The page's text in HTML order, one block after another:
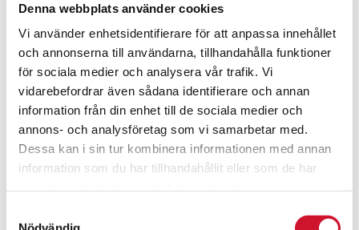
Denna webbplats använder cookies
Vi använder enhetsidentifierare för att anpassa innehållet
och annonserna till användarna, tillhandahålla funktioner
för sociala medier och analysera vår trafik. Vi
vidarebefordrar även sådana identifierare och annan
information från din enhet till de sociala medier och
annons- och analysföretag som vi samarbetar med.
Dessa kan i sin tur kombinera informationen med annan
information som du har tillhandahållit eller som de har